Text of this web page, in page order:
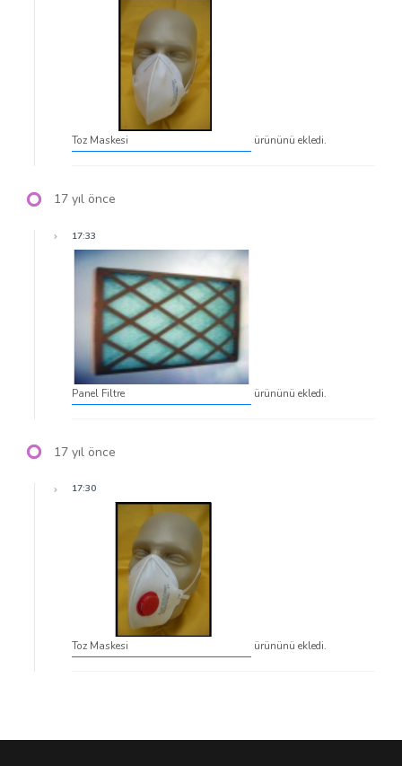
Toz Maskesi ürününü ekledi.
17 yıl önce
17:33
Panel Filtre ürününü ekledi.
17 yıl önce
17:30
Toz Maskesi ürününü ekledi.